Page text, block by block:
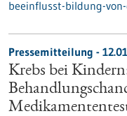
beeinflusst-bildung-
Pressemitteilung -
Krebs bei